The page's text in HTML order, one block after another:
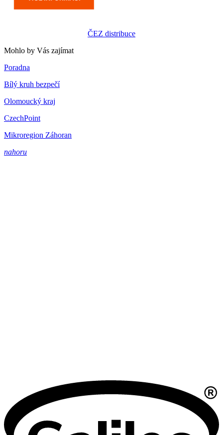
ČEZ distribuce
Mohlo by Vás zajímat
Poradna
Bílý kruh bezpečí
Olomoucký kraj
CzechPoint
Mikroregion Záhoran
nahoru